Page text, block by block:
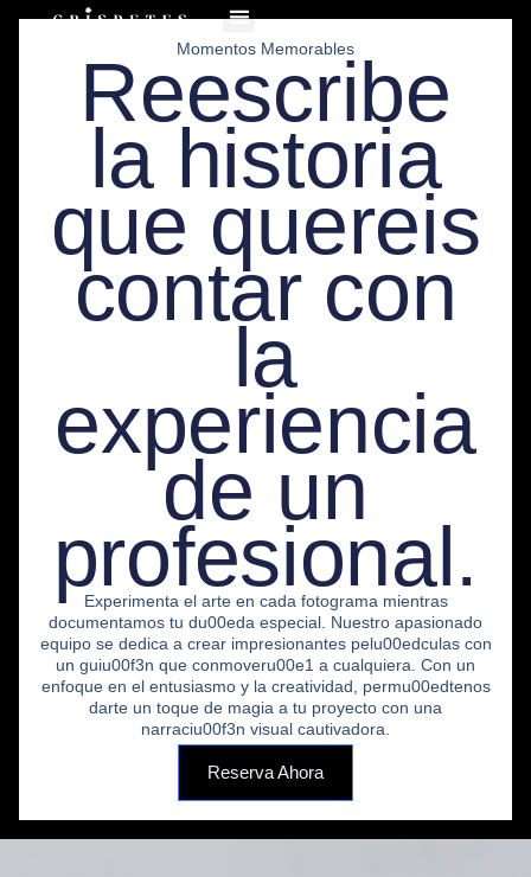
Momentos Memorables
Reescribe
la historia
que quereis
contar con
la
experiencia
de un
profesional.
Experimenta el arte en cada fotograma mientras
documentamos tu du00eda especial. Nuestro apasionado
equipo se dedica a crear impresionantes pelu00edculas con
un guiu00f3n que conmoveru00e1 a cualquiera. Con un
enfoque en el entusiasmo y la creatividad, permu00edtenos
darte un toque de magia a tu proyecto con una
narraciu00f3n visual cautivadora.
Reserva Ahora